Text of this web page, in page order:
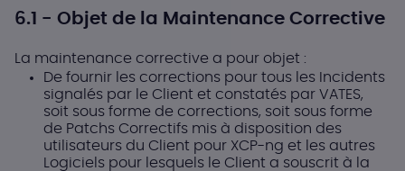
6.1 - Objet de la Maintenance Corrective
La maintenance corrective a pour objet :
De fournir les corrections pour tous les Incidents
signalés par le Client et constatés par VATES,
soit sous forme de corrections, soit sous forme
de Patchs Correctifs mis à disposition des
utilisateurs du Client pour XCP-ng et les autres
Logiciels pour lesquels le Client a souscrit à la